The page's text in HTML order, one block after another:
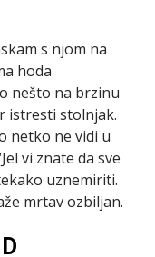
s njom na
hoda
nešto na brzinu
istresti stolnjak.
netko ne vidi u
vi znate da sve
uznemiriti.
mrtav ozbiljan.